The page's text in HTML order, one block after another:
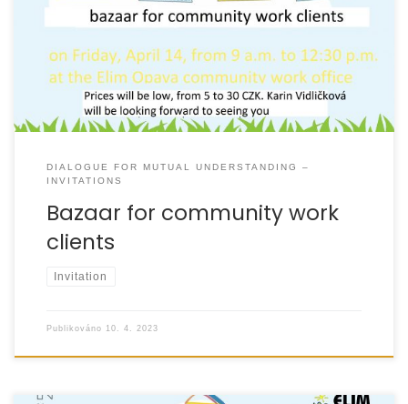
DIALOGUE FOR MUTUAL UNDERSTANDING –
INVITATIONS
Bazaar for community work
clients
Invitation
Publikováno 10. 4. 2023